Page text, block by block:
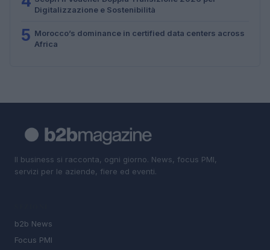
Digitalizzazione e Sostenibilità
5 Morocco’s dominance in certified data centers across
Africa
Il business si racconta, ogni giorno. News, focus PMI,
servizi per le aziende, fiere ed eventi.
b2b News
Focus PMI